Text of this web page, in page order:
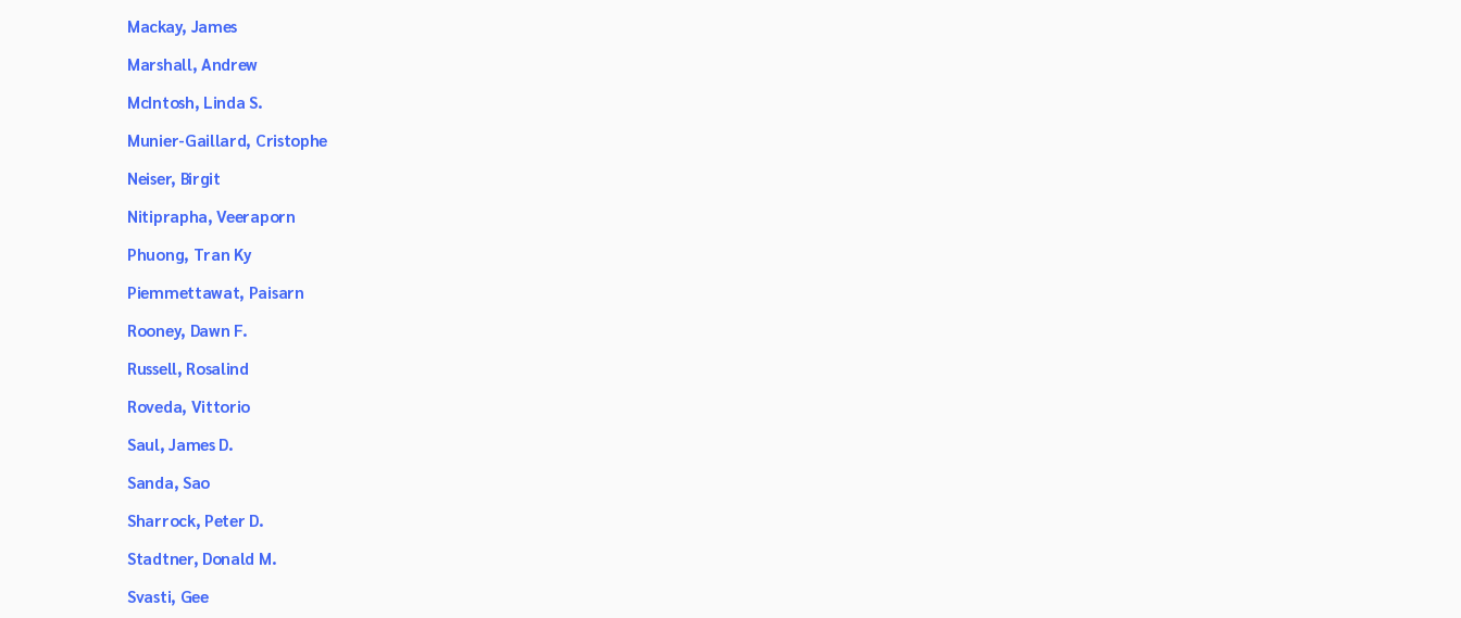
Mackay, James
Marshall, Andrew
McIntosh, Linda S.
Munier-Gaillard, Cristophe
Neiser, Birgit
Nitiprapha, Veeraporn
Phuong, Tran Ky
Piemmettawat, Paisarn
Rooney, Dawn F.
Russell, Rosalind
Roveda, Vittorio
Saul, James D.
Sanda, Sao
Sharrock, Peter D.
Stadtner, Donald M.
Svasti, Gee